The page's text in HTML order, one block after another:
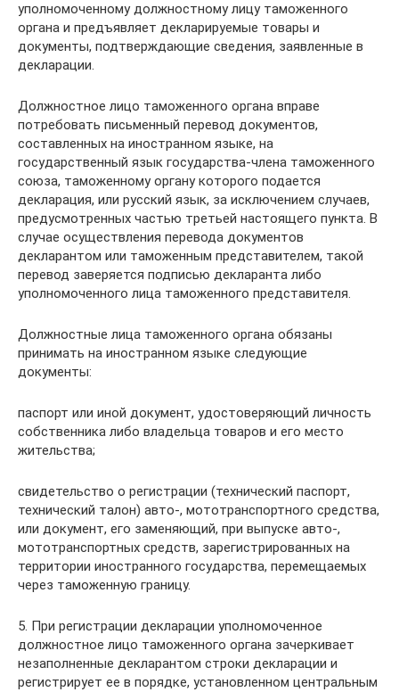
уполномоченному должностному лицу таможенного
органа и предъявляет декларируемые товары и
документы, подтверждающие сведения, заявленные в
декларации.
Должностное лицо таможенного органа вправе
потребовать письменный перевод документов,
составленных на иностранном языке, на
государственный язык государства-члена таможенного
союза, таможенному органу которого подается
декларация, или русский язык, за исключением случаев,
предусмотренных частью третьей настоящего пункта. В
случае осуществления перевода документов
декларантом или таможенным представителем, такой
перевод заверяется подписью декларанта либо
уполномоченного лица таможенного представителя.
Должностные лица таможенного органа обязаны
принимать на иностранном языке следующие
документы:
паспорт или иной документ, удостоверяющий личность
собственника либо владельца товаров и его место
жительства;
свидетельство о регистрации (технический паспорт,
технический талон) авто-, мототранспортного средства,
или документ, его заменяющий, при выпуске авто-,
мототранспортных средств, зарегистрированных на
территории иностранного государства, перемещаемых
через таможенную границу.
5. При регистрации декларации уполномоченное
должностное лицо таможенного органа зачеркивает
незаполненные декларантом строки декларации и
регистрирует ее в порядке, установленном центральным